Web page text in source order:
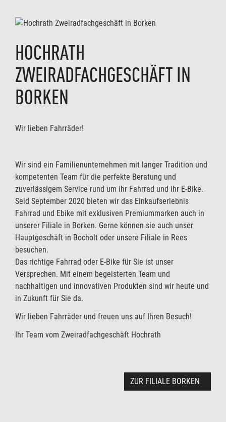
HOCHRATH
ZWEIRADFACHGESCHÄFT IN
BORKEN
Wir lieben Fahrräder!
Wir sind ein Familienunternehmen mit langer Tradition und
kompetenten Team für die perfekte Beratung und
zuverlässigem Service rund um ihr Fahrrad und ihr E-Bike.
Seid September 2020 bieten wir das Einkaufserlebnis
Fahrrad und Ebike mit exklusiven Premiummarken auch in
unserer Filiale in Borken. Gerne können sie auch unser
Hauptgeschäft in Bocholt oder unsere Filiale in Rees
besuchen.
Das richtige Fahrrad oder E-Bike für Sie ist unser
Versprechen. Mit einem begeisterten Team und
nachhaltigen und innovativen Produkten sind wir heute und
in Zukunft für Sie da.
Wir lieben Fahrräder und freuen uns auf Ihren Besuch!
Ihr Team vom Zweiradfachgeschäft Hochrath
ZUR FILIALE BORKEN